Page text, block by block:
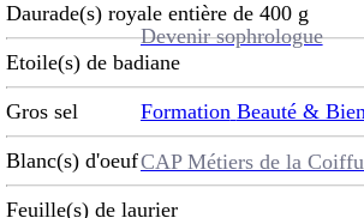
Devenir sophrologue
Formation Beauté &
CAP Métiers de la
Daurade(s) royale entière de 400 g
Etoile(s) de badiane
Gros sel
Blanc(s) d'oeuf
Feuille(s) de laurier